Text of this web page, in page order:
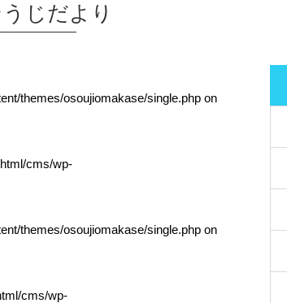
じだより
themes/osoujiomakase/single.phpon
cms/wp-
themes/osoujiomakase/single.phpon
cms/wp-